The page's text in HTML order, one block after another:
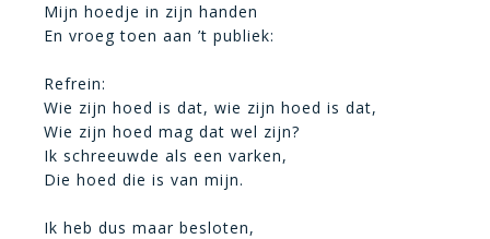
Mijn hoedje in zijn handen
En vroeg toen aan ’t publiek:
Refrein:
Wie zijn hoed is dat, wie zijn hoed is dat,
Wie zijn hoed mag dat wel zijn?
Ik schreeuwde als een varken,
Die hoed die is van mijn.
Ik heb dus maar besloten,